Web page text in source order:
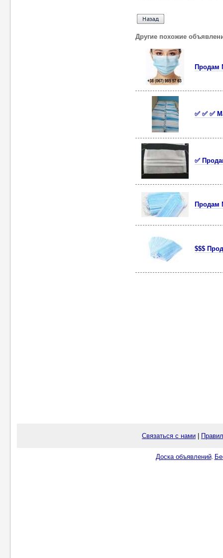
Другие похожие
Продам
✅ ✅ ✅
✅
Продам
$$$
Связаться с нами
Доска объявлений.